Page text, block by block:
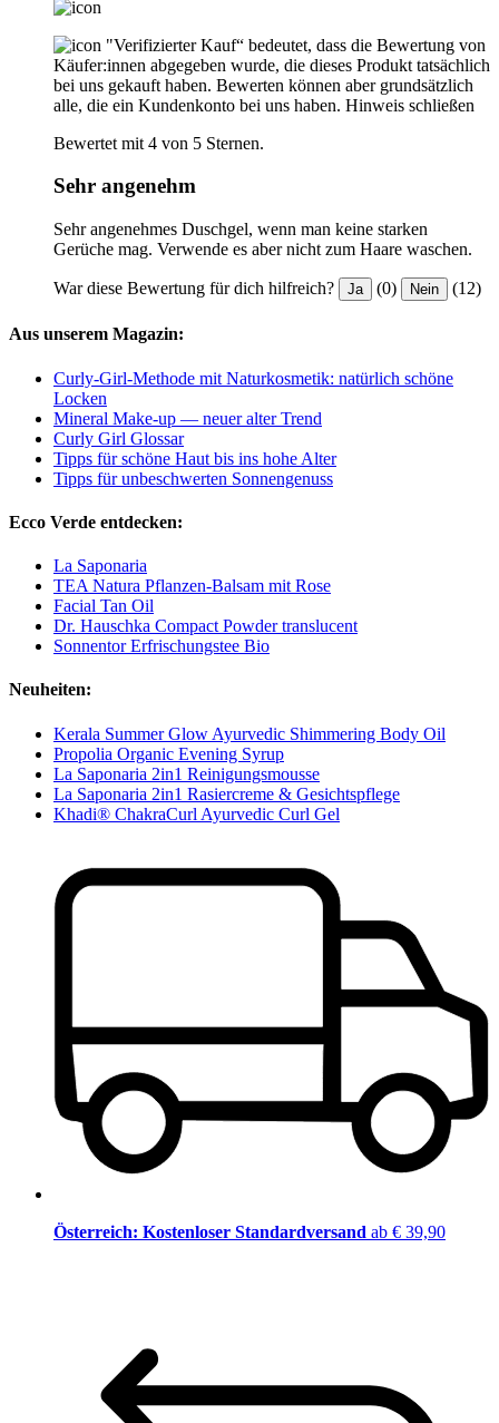
"Verifizierter Kauf“ bedeutet, dass die Bewertung von
Käufer:innen abgegeben wurde, die dieses Produkt tatsächlich
bei uns gekauft haben. Bewerten können aber grundsätzlich
alle, die ein Kundenkonto bei uns haben. Hinweis schließen
Bewertet mit 4 von 5 Sternen.
Sehr angenehm
Sehr angenehmes Duschgel, wenn man keine starken
Gerüche mag. Verwende es aber nicht zum Haare waschen.
War diese Bewertung für dich hilfreich? Ja (0) Nein (12)
Aus unserem Magazin:
Curly-Girl-Methode mit Naturkosmetik: natürlich schöne
Locken
Mineral Make-up — neuer alter Trend
Curly Girl Glossar
Tipps für schöne Haut bis ins hohe Alter
Tipps für unbeschwerten Sonnengenuss
Ecco Verde entdecken:
La Saponaria
TEA Natura Pflanzen-Balsam mit Rose
Facial Tan Oil
Dr. Hauschka Compact Powder translucent
Sonnentor Erfrischungstee Bio
Neuheiten:
Kerala Summer Glow Ayurvedic Shimmering Body Oil
Propolia Organic Evening Syrup
La Saponaria 2in1 Reinigungsmousse
La Saponaria 2in1 Rasiercreme & Gesichtspflege
Khadi® ChakraCurl Ayurvedic Curl Gel
Österreich: Kostenloser Standardversand ab € 39,90